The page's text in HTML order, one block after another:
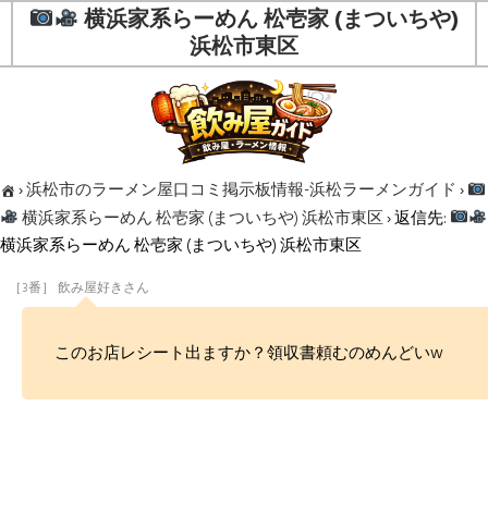
横浜家系らーめん 松壱家 (まついちや)
浜松市東区
›浜松市のラーメン屋口コミ掲示板情報-浜松ラーメンガイド ›
横浜家系らーめん 松壱家 (まついちや) 浜松市東区›返信先:
横浜家系らーめん 松壱家 (まついちや) 浜松市東区
［3番］ 飲み屋好きさん
このお店レシート出ますか？領収書頼むのめんどいw